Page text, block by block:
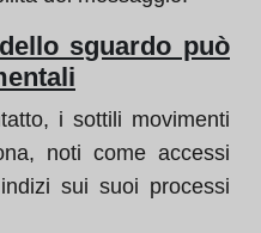
sguardo può
i sottili movimenti
noti come accessi
sui suoi processi